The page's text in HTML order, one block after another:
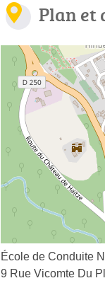
Plan et
École de Conduite
9 Rue Vicomte Du